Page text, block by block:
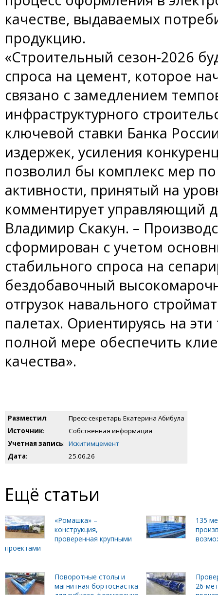
качестве, выдаваемых
продукцию.
«Строительный сезон-2026
спроса на цемент, которое
связано с замедлением
инфраструктурного
ключевой ставки Банка
издержек, усиления
позволил бы комплекс мер
активности, принятый на
комментирует управляющий
Владимир Скакун. –
сформирован с учетом
стабильного спроса на
бездобавочный
отгрузок навального
палетах. Ориентируясь на
полной мере обеспечить
качества».
Разместил:
Пресс-секретарь Екатерина Абибула
Источник:
Собственная информация
Учетная запись: Искитимцемент
Дата: 25.06.26
Ещё статьи
«Ромашка» –
конструкция,
проверенная крупными
проектами
135
Поворотные столы и
магнитная бортоснастка
26-